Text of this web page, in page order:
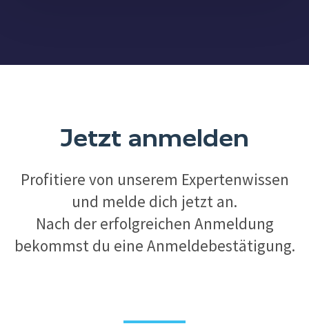
Jetzt anmelden
Profitiere von unserem Expertenwissen
und melde dich jetzt an.
Nach der erfolgreichen Anmeldung
bekommst du eine Anmeldebestätigung.